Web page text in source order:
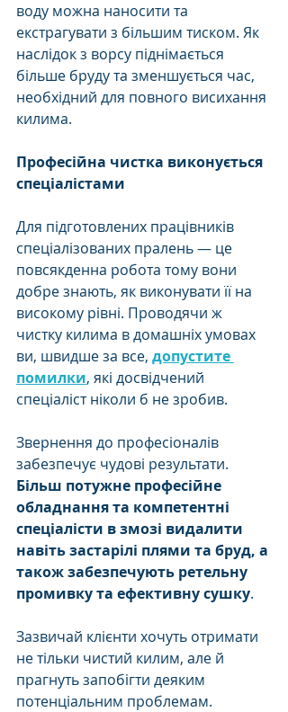
воду можна наносити та
екстрагувати з більшим тиском. Як
наслідок з ворсу піднімається
більше бруду та зменшується час,
необхідний для повного висихання
килима.
Професійна чистка виконується
спеціалістами
Для підготовлених працівників
спеціалізованих пралень — це
повсякденна робота тому вони
добре знають, як виконувати її на
високому рівні. Проводячи ж
чистку килима в домашніх умовах
ви, швидше за все, допустите
помилки, які досвідчений
спеціаліст ніколи б не зробив.
Звернення до професіоналів
забезпечує чудові результати.
Більш потужне професійне
обладнання та компетентні
спеціалісти в змозі видалити
навіть застарілі плями та бруд, а
також забезпечують ретельну
промивку та ефективну сушку.
Зазвичай клієнти хочуть отримати
не тільки чистий килим, але й
прагнуть запобігти деяким
потенціальним проблемам.